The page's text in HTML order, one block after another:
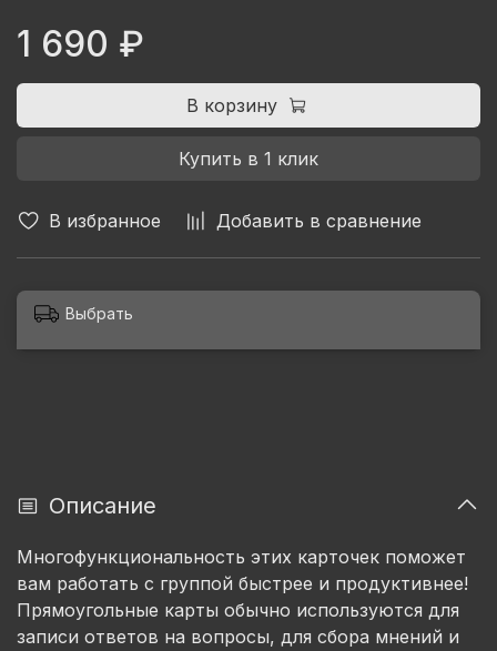
В избранное Добавить в сравнение
1 690 ₽
В корзину
Купить в 1 клик
Выбрать
Описание
Многофункциональность этих карточек поможет
вам работать с группой быстрее и продуктивнее!
Прямоугольные карты обычно используются для
записи ответов на вопросы, для сбора мнений и